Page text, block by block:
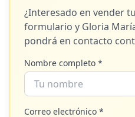
¿Interesado en vender
formulario y Gloria
pondrá en contacto
Nombre completo *
Correo electrónico *